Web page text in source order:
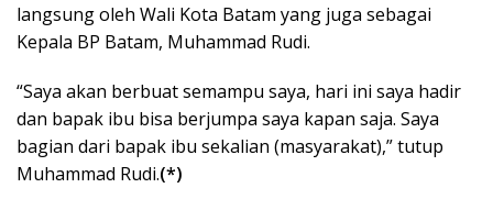
langsung oleh Wali Kota Batam yang juga sebagai
Kepala BP Batam, Muhammad Rudi.
“Saya akan berbuat semampu saya, hari ini saya hadir
dan bapak ibu bisa berjumpa saya kapan saja. Saya
bagian dari bapak ibu sekalian (masyarakat),” tutup
Muhammad Rudi.(*)